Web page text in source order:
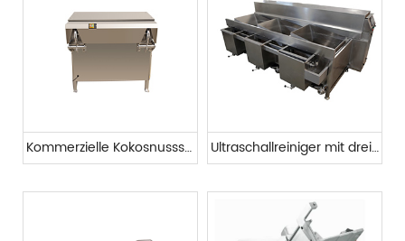
Kommerzielle Kokosnussschälmaschine Ultraschallreiniger mit drei Tanks